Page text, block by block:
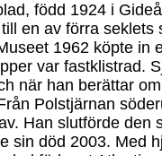
född 1924 i
en av förra seklets
1962 köpte in
var fastklistrad.
när han berättar
Polstjärnan
Han slutförde den
sin död 2003. Med